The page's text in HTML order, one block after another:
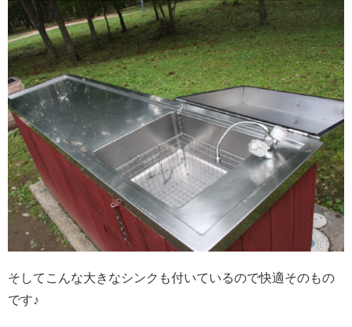
そしてこんな大きなシンクも付いているので快適そのもの
です♪